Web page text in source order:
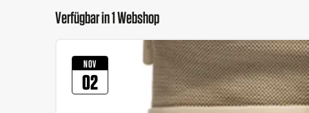
Verfügbar in 1 Webshop
NOV
02